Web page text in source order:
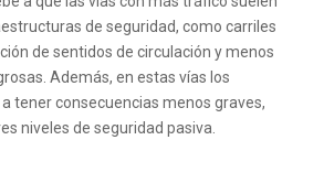
de seguridad, como carriles
de sentidos de circulación y menos
Además, en estas vías los
tener consecuencias menos graves,
niveles de seguridad pasiva.